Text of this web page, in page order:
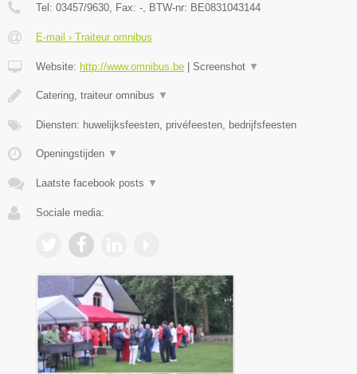
Tel: 03457/9630 , Fax: - , BTW-nr: BE0831043144
E-mail › Traiteur omnibus
Website: http://www.omnibus.be | Screenshot ▼
Catering, traiteur omnibus ▼
Diensten: huwelijksfeesten, privéfeesten, bedrijfsfeesten
Openingstijden ▼
Laatste facebook posts ▼
Sociale media: